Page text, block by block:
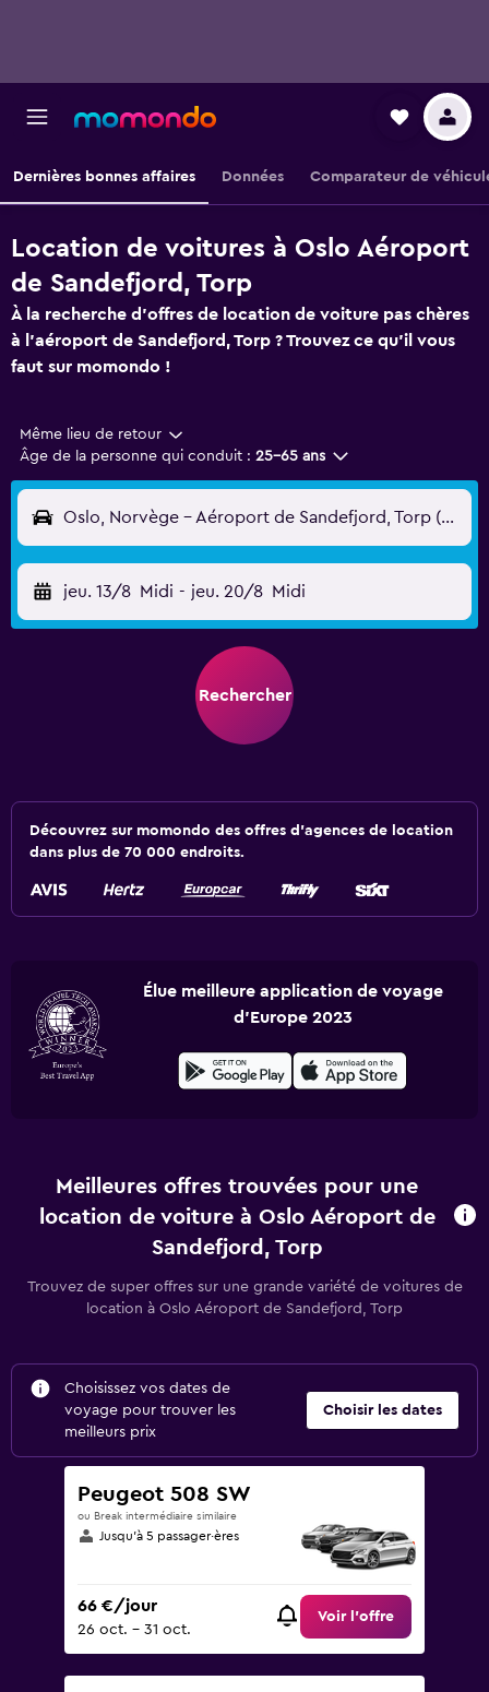
Dernières bonnes affaires Données Comparateur de
Location de voitures à Oslo Aéroport
de Sandefjord, Torp
À la recherche d'offres de location de voiture pas chères
à l'aéroport de Sandefjord, Torp ? Trouvez ce qu'il vous
faut sur momondo !
Même lieu de retour
Âge de la personne qui conduit : 25-65 ans
Oslo, Norvège - Aéroport de Sandefjord, Torp (TRF)
jeu. 13/8 Midi - jeu. 20/8 Midi
Rechercher
Découvrez sur momondo des offres d'agences de location
dans plus de 70 000 endroits.
Élue meilleure application de voyage
d'Europe 2023
Meilleures offres trouvées pour une
location de voiture à Oslo Aéroport de
Sandefjord, Torp
Trouvez de super offres sur une grande variété de voitures de
location à Oslo Aéroport de Sandefjord, Torp
Choisissez vos dates de
voyage pour trouver les
meilleurs prix
Choisir les dates
Peugeot 508 SW
ou Break intermédiaire similaire
Jusqu’à 5 passager·ères
66 €/jour
26 oct. - 31 oct.
Voir l’offre